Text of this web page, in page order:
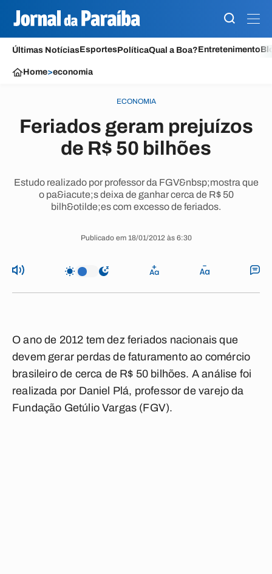
Últimas NotíciasEsportesPolíticaQual a Boa?Entretenimento
Home>economia
ECONOMIA
Feriados geram prejuízos
de R$ 50 bilhões
Estudo realizado por professor da FGV&nbsp;mostra que
o pa&iacute;s deixa de ganhar cerca de R$ 50
bilh&otilde;es com excesso de feriados.
Publicado em 18/01/2012 às 6:30
O ano de 2012 tem dez feriados nacionais que
devem gerar perdas de faturamento ao comércio
brasileiro de cerca de R$ 50 bilhões. A análise foi
realizada por Daniel Plá, professor de varejo da
Fundação Getúlio Vargas (FGV).